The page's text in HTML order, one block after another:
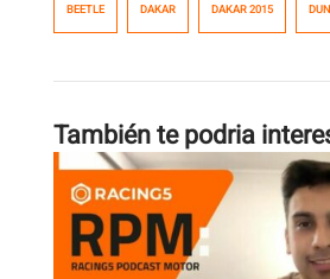
BEETLE DAKAR DAKAR 2015
También te podria